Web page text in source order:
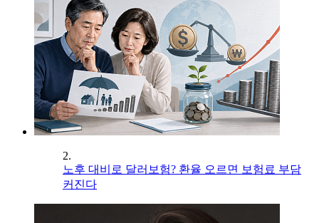
2.
노후 대비로 달러보험? 환율 오르면 보험료 부담
커진다